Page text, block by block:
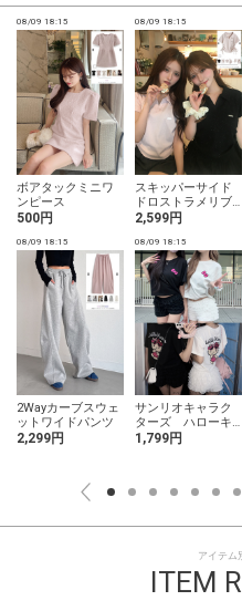
08/09 18:15
ボアタックミニワ
ンピース
500円
08/09 18:15
スキッパーサイド
ドロストラメリブ
トップス
2,599円
08/09 18:15
2Wayカーブスウェ
ットワイドパンツ
2,299円
08/09 18:15
サンリオキャラク
ターズ ハローキ
ティ日焼けプリン
1,799円
アイテム
ITEM